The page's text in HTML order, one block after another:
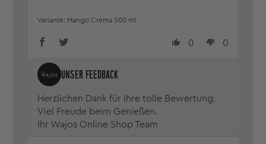
0 0
Herzlichen Dank für Ihre tolle Bewertung.
Viel Freude beim Genießen.
Ihr Wajos Online Shop Team
Mango Crema 500 ml